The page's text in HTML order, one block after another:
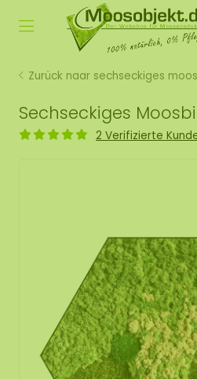
Zurück naar sechseckiges
Sechseckiges
2 Verifizierte